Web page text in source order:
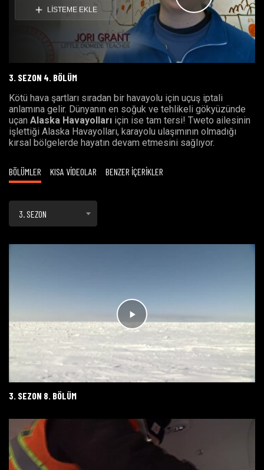
Videoyu
Oynat
LİSTEME EKLE
3. SEZON 4. BÖLÜM
Kötü hava şartları sıradan bir havayolu için uçuş iptali
anlamına gelir. Dünyanın en soğuk ve tehlikeli gökyüzünde
uçan Alaska Havayolları için ise tam tersi! Tweto ailesinin
işlettiği Alaska Havayolları, karayolu ulaşımının olmadığı
kırsal bölgelerde hayatın devam etmesini sağlıyor.
BÖLÜMLER KISA VİDEOLAR BENZER İÇERİKLER
3. SEZON
3. SEZON 8. BÖLÜM